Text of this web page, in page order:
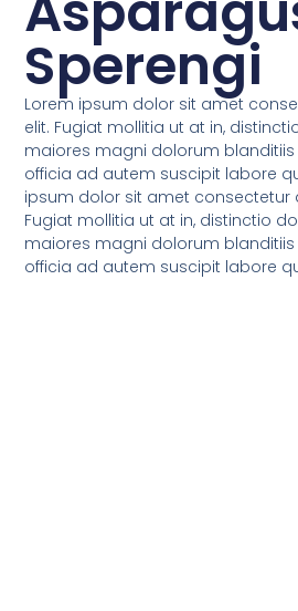
Sperengi
Lorem ipsum dolor sit amet
elit. Fugiat mollitia ut at in,
maiores magni dolorum blanditiis
officia ad autem suscipit labore
ipsum dolor sit amet consectetur
Fugiat mollitia ut at in, distinctio
maiores magni dolorum blanditiis
officia ad autem suscipit labore